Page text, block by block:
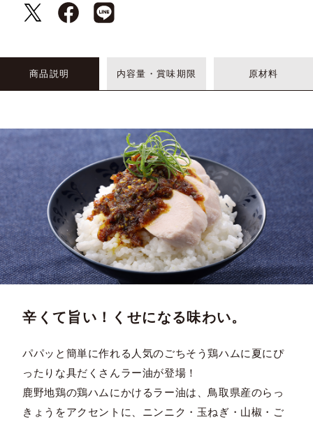
商品説明 内容量・賞味期限 原材料
辛くて旨い！くせになる味わい。
パパッと簡単に作れる人気のごちそう鶏ハムに夏にぴ
ったりな具だくさんラー油が登場！
鹿野地鶏の鶏ハムにかけるラー油は、鳥取県産のらっ
きょうをアクセントに、ニンニク・玉ねぎ・山椒・ご